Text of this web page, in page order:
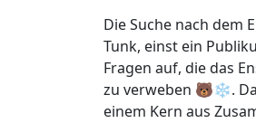
Die Suche nach dem
Tunk, einst ein
Fragen auf, die das
zu verweben 🐻❄️.
einem Kern aus